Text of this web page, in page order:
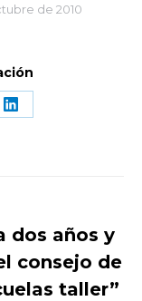
de 2010
Share
dos años y
consejo de
taller”